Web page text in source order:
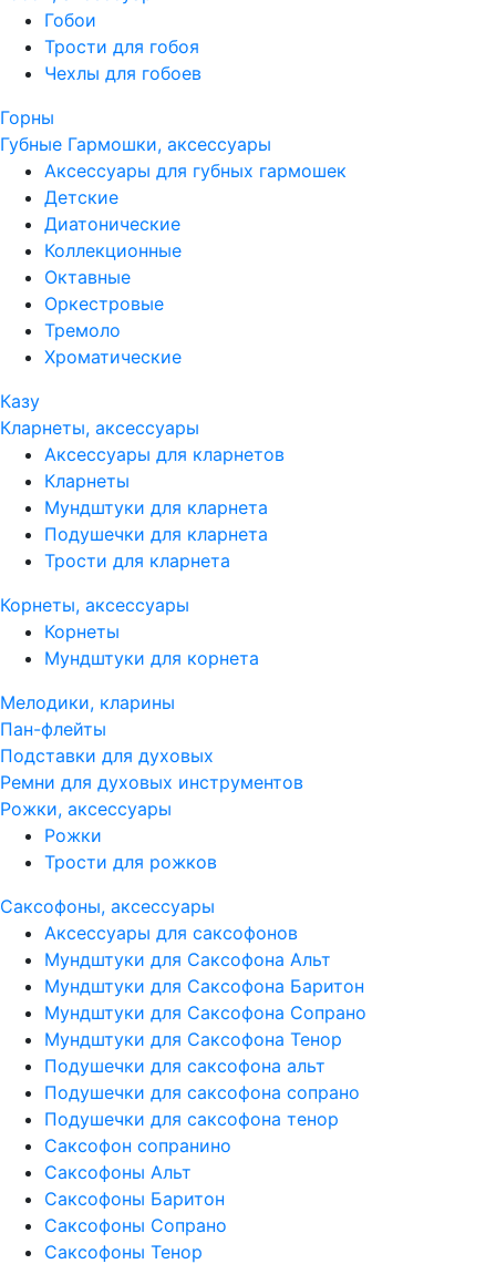
Гобои
Трости для гобоя
Чехлы для гобоев
Горны
Губные Гармошки, аксессуары
Аксессуары для губных гармошек
Детские
Диатонические
Коллекционные
Октавные
Оркестровые
Тремоло
Хроматические
Казу
Кларнеты, аксессуары
Аксессуары для кларнетов
Кларнеты
Мундштуки для кларнета
Подушечки для кларнета
Трости для кларнета
Корнеты, аксессуары
Корнеты
Мундштуки для корнета
Мелодики, кларины
Пан-флейты
Подставки для духовых
Ремни для духовых инструментов
Рожки, аксессуары
Рожки
Трости для рожков
Саксофоны, аксессуары
Аксессуары для саксофонов
Мундштуки для Саксофона Альт
Мундштуки для Саксофона Баритон
Мундштуки для Саксофона Сопрано
Мундштуки для Саксофона Тенор
Подушечки для саксофона альт
Подушечки для саксофона сопрано
Подушечки для саксофона тенор
Саксофон сопранино
Саксофоны Альт
Саксофоны Баритон
Саксофоны Сопрано
Саксофоны Тенор